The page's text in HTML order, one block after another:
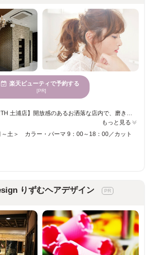
楽天ビューティで予約する
[PR]
【HAIR & MAKE EARTH 土浦店】開放感のあるお洒落な店内で、磨き抜かれた技術が味わえます♪ お客様一人ひとりへの丁寧なカウンセリングが魅力的★ベテランの実力派スタイリスト多数在籍！トレンドをプラスして、セルフスタイリングが楽になる再現性の高いスタイルに♪ 【HAIR & MAKE EARTH 土浦店】で、キレイへの近道を見つけませんか？
もっと見る
土＞ カラー・パーマ 9：00～18：00／カット
りずむヘアデザイン